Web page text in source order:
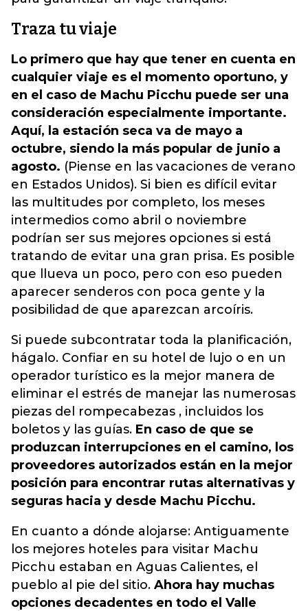
Traza tu viaje
Lo primero que hay que tener en cuenta en
cualquier viaje es el momento oportuno, y
en el caso de Machu Picchu puede ser una
consideración especialmente importante.
Aquí, la estación seca va de mayo a
octubre, siendo la más popular de junio a
agosto. (Piense en las vacaciones de verano
en Estados Unidos). Si bien es difícil evitar
las multitudes por completo, los meses
intermedios como abril o noviembre
podrían ser sus mejores opciones si está
tratando de evitar una gran prisa. Es posible
que llueva un poco, pero con eso pueden
aparecer senderos con poca gente y la
posibilidad de que aparezcan arcoíris.
Si puede subcontratar toda la planificación,
hágalo. Confiar en su hotel de lujo o en un
operador turístico es la mejor manera de
eliminar el estrés de manejar las numerosas
piezas del rompecabezas , incluidos los
boletos y las guías. En caso de que se
produzcan interrupciones en el camino, los
proveedores autorizados están en la mejor
posición para encontrar rutas alternativas y
seguras hacia y desde Machu Picchu.
En cuanto a dónde alojarse: Antiguamente
los mejores hoteles para visitar Machu
Picchu estaban en Aguas Calientes, el
pueblo al pie del sitio. Ahora hay muchas
opciones decadentes en todo el Valle